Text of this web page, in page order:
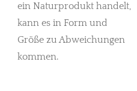
ein Naturprodukt handelt,
kann es in Form und
Größe zu Abweichungen
kommen.